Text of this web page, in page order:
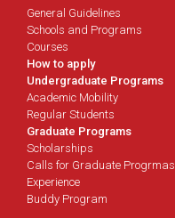
General Guidelines
Schools and Programs
Courses
How to apply
Undergraduate Programs
Academic Mobility
Regular Students
Graduate Programs
Scholarships
Calls for Graduate Progrmas
Experience
Buddy Program